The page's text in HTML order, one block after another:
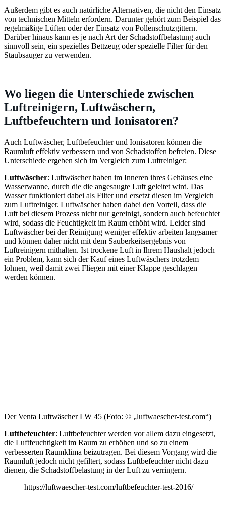
Außerdem gibt es auch natürliche Alternativen, die nicht den Einsatz
von technischen Mitteln erfordern. Darunter gehört zum Beispiel das
regelmäßige Lüften oder der Einsatz von Pollenschutzgittern.
Darüber hinaus kann es je nach Art der Schadstoffbelastung auch
sinnvoll sein, ein spezielles Bettzeug oder spezielle Filter für den
Staubsauger zu verwenden.
Wo liegen die Unterschiede zwischen
Luftreinigern, Luftwäschern,
Luftbefeuchtern und Ionisatoren?
Auch Luftwäscher, Luftbefeuchter und Ionisatoren können die
Raumluft effektiv verbessern und von Schadstoffen befreien. Diese
Unterschiede ergeben sich im Vergleich zum Luftreiniger:
Luftwäscher: Luftwäscher haben im Inneren ihres Gehäuses eine
Wasserwanne, durch die die angesaugte Luft geleitet wird. Das
Wasser funktioniert dabei als Filter und ersetzt diesen im Vergleich
zum Luftreiniger. Luftwäscher haben dabei den Vorteil, dass die
Luft bei diesem Prozess nicht nur gereinigt, sondern auch befeuchtet
wird, sodass die Feuchtigkeit im Raum erhöht wird. Leider sind
Luftwäscher bei der Reinigung weniger effektiv arbeiten langsamer
und können daher nicht mit dem Sauberkeitsergebnis von
Luftreinigern mithalten. Ist trockene Luft in Ihrem Haushalt jedoch
ein Problem, kann sich der Kauf eines Luftwäschers trotzdem
lohnen, weil damit zwei Fliegen mit einer Klappe geschlagen
werden können.
Der Venta Luftwäscher LW 45 (Foto: © „luftwaescher-test.com“)
Luftbefeuchter: Luftbefeuchter werden vor allem dazu eingesetzt,
die Luftfeuchtigkeit im Raum zu erhöhen und so zu einem
verbesserten Raumklima beizutragen. Bei diesem Vorgang wird die
Raumluft jedoch nicht gefiltert, sodass Luftbefeuchter nicht dazu
dienen, die Schadstoffbelastung in der Luft zu verringern.
https://luftwaescher-test.com/luftbefeuchter-test-2016/